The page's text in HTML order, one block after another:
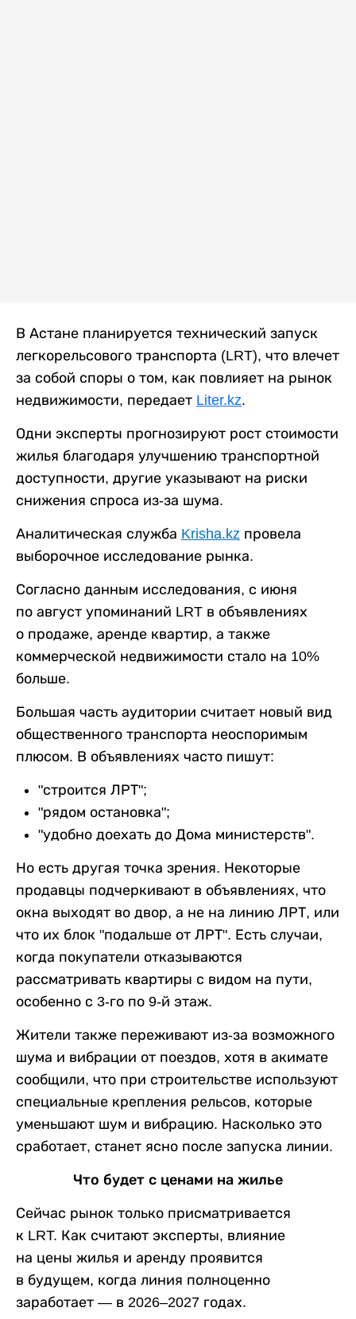
В Астане планируется технический запуск
легкорельсового транспорта (LRT), что влечет
за собой споры о том, как повлияет на рынок
недвижимости, передает Liter.kz.
Одни эксперты прогнозируют рост стоимости
жилья благодаря улучшению транспортной
доступности, другие указывают на риски
снижения спроса из-за шума.
Аналитическая служба Krisha.kz провела
выборочное исследование рынка.
Согласно данным исследования, с июня
по август упоминаний LRT в объявлениях
о продаже, аренде квартир, а также
коммерческой недвижимости стало на 10%
больше.
Большая часть аудитории считает новый вид
общественного транспорта неоспоримым
плюсом. В объявлениях часто пишут:
"строится ЛРТ";
"рядом остановка";
"удобно доехать до Дома министерств".
Но есть другая точка зрения. Некоторые
продавцы подчеркивают в объявлениях, что
окна выходят во двор, а не на линию ЛРТ, или
что их блок "подальше от ЛРТ". Есть случаи,
когда покупатели отказываются
рассматривать квартиры с видом на пути,
особенно с 3-го по 9-й этаж.
Жители также переживают из-за возможного
шума и вибрации от поездов, хотя в акимате
сообщили, что при строительстве используют
специальные крепления рельсов, которые
уменьшают шум и вибрацию. Насколько это
сработает, станет ясно после запуска линии.
Что будет с ценами на жилье
Сейчас рынок только присматривается
к LRT. Как считают эксперты, влияние
на цены жилья и аренду проявится
в будущем, когда линия полноценно
заработает — в 2026–2027 годах.